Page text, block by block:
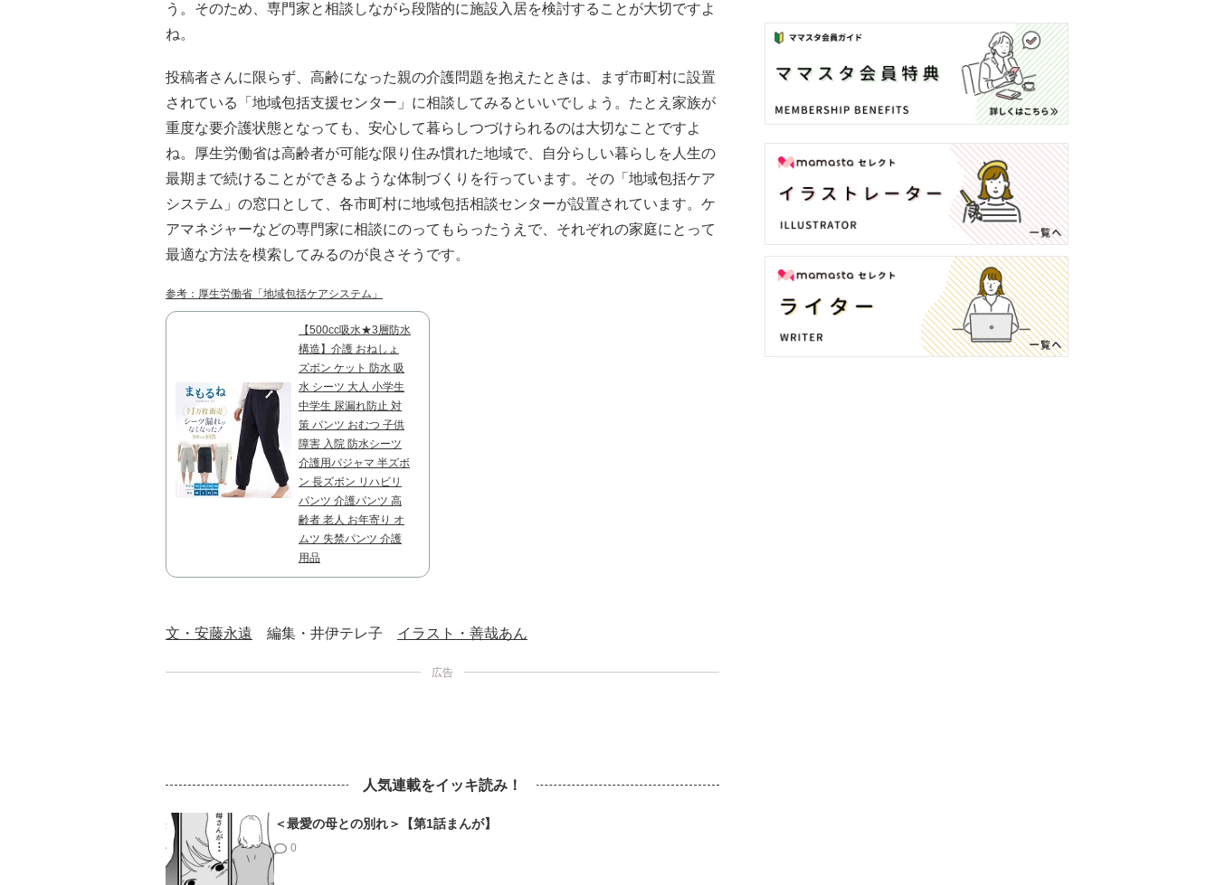
う。そのため、専門家と相談しながら段階的に施設入居を検討することが大切ですよ
ね。
投稿者さんに限らず、高齢になった親の介護問題を抱えたときは、まず市町村に設置
されている「地域包括支援センター」に相談してみるといいでしょう。たとえ家族が
重度な要介護状態となっても、安心して暮らしつづけられるのは大切なことですよ
ね。厚生労働省は高齢者が可能な限り住み慣れた地域で、自分らしい暮らしを人生の
最期まで続けることができるような体制づくりを行っています。その「地域包括ケア
システム」の窓口として、各市町村に地域包括相談センターが設置されています。ケ
アマネジャーなどの専門家に相談にのってもらったうえで、それぞれの家庭にとって
最適な方法を模索してみるのが良さそうです。
参考：厚生労働省「地域包括ケアシステム」
【500cc吸水★3層防水
構造】介護 おねしょ
ズボン ケット 防水 吸
水 シーツ 大人 小学生
中学生 尿漏れ防止 対
策 パンツ おむつ 子供
障害 入院 防水シーツ
介護用パジャマ 半ズボ
ン 長ズボン リハビリ
パンツ 介護パンツ 高
齢者 老人 お年寄り オ
ムツ 失禁パンツ 介護
用品
文・安藤永遠 編集・井伊テレ子 イラスト・善哉あん
広告
人気連載をイッキ読み！
＜最愛の母との別れ＞【第1話まんが】
0